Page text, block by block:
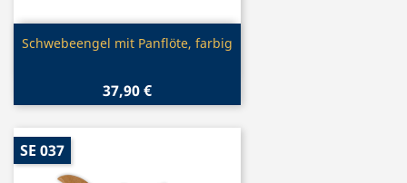
Vorschau
Schwebeengel mit Panflöte, farbig
37,90 €
SE 037